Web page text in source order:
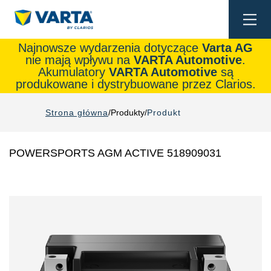
Najnowsze wydarzenia dotyczące Varta AG
nie mają wpływu na VARTA Automotive.
Akumulatory VARTA Automotivesą
produkowane i dystrybuowane przez Clarios.
Strona główna Produkty Produkt
POWERSPORTS AGM ACTIVE 518909031